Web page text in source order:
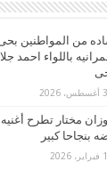
من المواطنين
باللواء احمد
3 أغسطس، 2026
مختار تطرح
بنجاحا كبير
1 فبراير، 2026